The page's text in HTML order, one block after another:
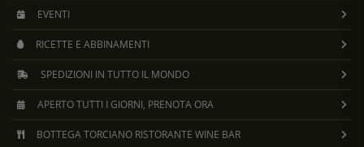
EVENTI
RICETTE E ABBINAMENTI
SPEDIZIONI IN TUTTO IL MONDO
APERTO TUTTI I GIORNI, PRENOTA ORA
BOTTEGA TORCIANO RISTORANTE WINE BAR